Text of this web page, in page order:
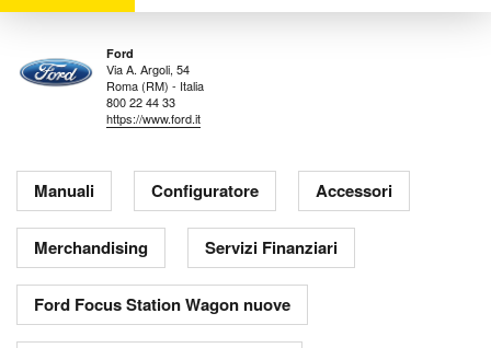
Ford
Via A. Argoli, 54
Roma (RM) - Italia
800 22 44 33
https://www.ford.it
Manuali Configuratore Accessori
Merchandising Servizi Finanziari
Ford Focus Station Wagon nuove